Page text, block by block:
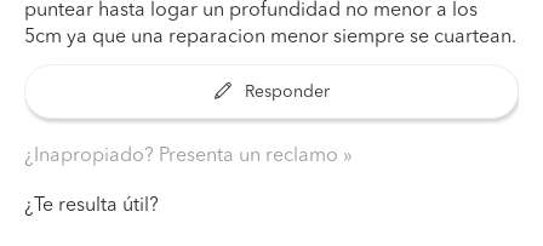
puntear hasta logar un profundidad no menor a los
5cm ya que una reparacion menor siempre se cuartean.
Responder
¿Inapropiado? Presenta un reclamo
¿Te resulta útil?